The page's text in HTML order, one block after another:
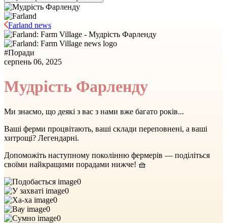
Farland news
#Поради
серпень 06, 2025
Мудрість Фарленду
Ми знаємо, що деякі з вас з нами вже багато років...
Ваші ферми процвітають, ваші склади переповнені, а ваші
хитрощі? Легендарні.
Допоможіть наступному поколінню фермерів — поділіться
своїми найкращими порадами нижче! 🧺
0
0
0
0
0